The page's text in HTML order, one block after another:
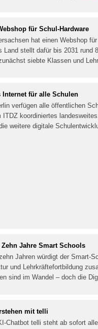
für Schul-Hardware
hat einen Webshop
Land stellt dafür bis 2031 rund
siebte Klassen und
Internet für alle Schulen
verfügen alle öffentlichen
ITDZ koordiniertes
weitere digitale
Jahre Smart Schools
Jahren würdigt der Smart-
und Lehrkräftefortbildung
sind im Wandel – doch die
mit telli
Chatbot telli steht ab sofort